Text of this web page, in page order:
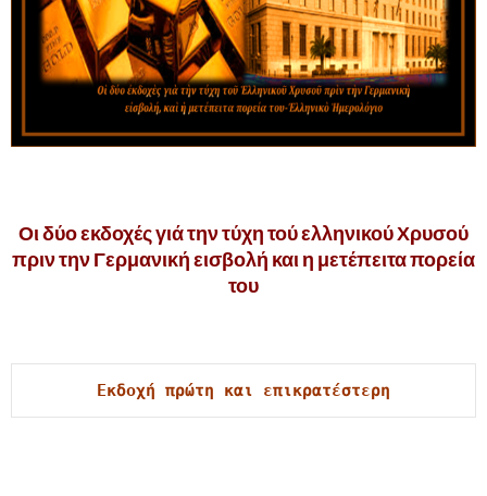
Οι δύο εκδοχές γιά την τύχη τού ελληνικού Χρυσού
πριν την Γερμανική εισβολή και η μετέπειτα πορεία
του
Εκδοχή πρώτη και επικρατέστερη